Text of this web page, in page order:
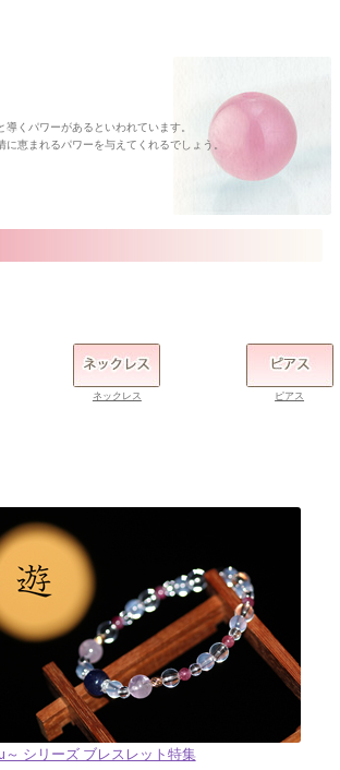
くパワーがあるといわれています。
恵まれるパワーを与えてくれるでしょう。
ネックレス ピアス
～ シリーズ ブレスレット特集